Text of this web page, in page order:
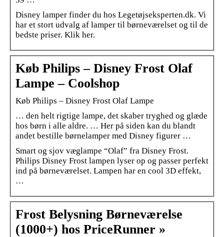
Disney lamper finder du hos Legetøjseksperten.dk. Vi
har et stort udvalg af lamper til børneværelset og til de
bedste priser. Klik her.
Køb Philips – Disney Frost Olaf
Lampe – Coolshop
Køb Philips – Disney Frost Olaf Lampe
… den helt rigtige lampe, det skaber tryghed og glæde
hos børn i alle aldre. … Her på siden kan du blandt
andet bestille børnelamper med Disney figurer …
Smart og sjov væglampe “Olaf” fra Disney Frost.
Philips Disney Frost lampen lyser op og passer perfekt
ind på børneværelset. Lampen har en cool 3D effekt,
…
Frost Belysning Børneværelse
(1000+) hos PriceRunner »